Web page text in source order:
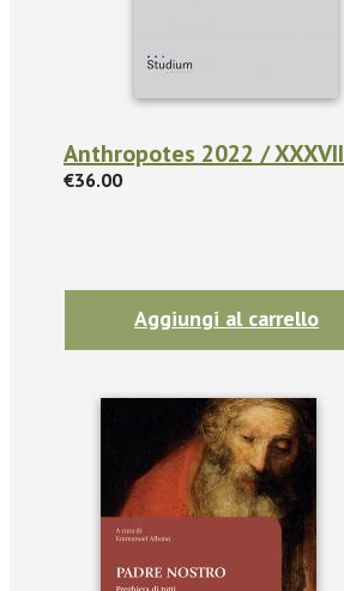
Anthropotes 2022 /
€36.00
Aggiungi al carrello